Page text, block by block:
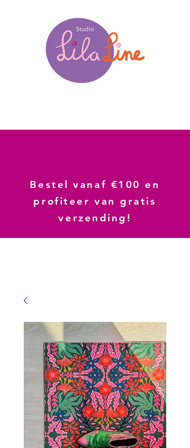
Bestel vanaf €100 en
profiteer van gratis
verzending!